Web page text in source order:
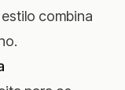
combina